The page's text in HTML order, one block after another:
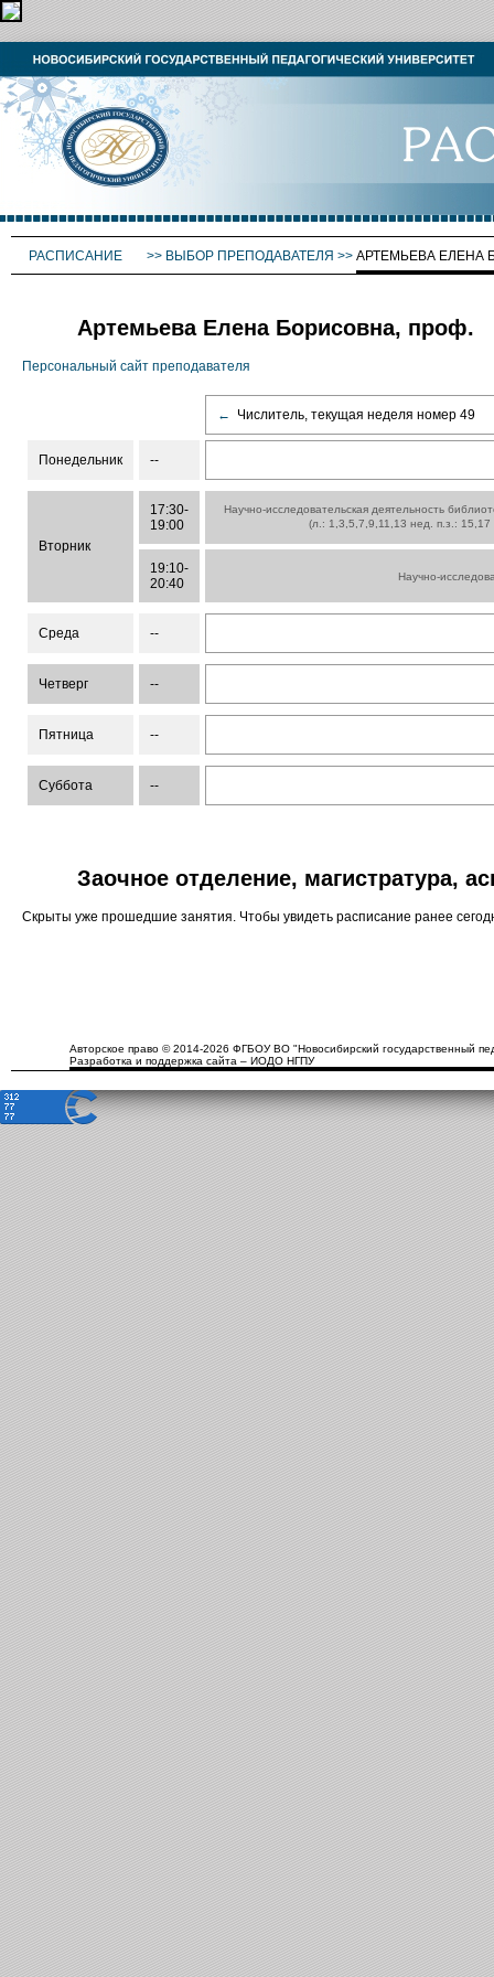
РАСПИСАНИЕ >> ВЫБОР ПРЕПОДАВАТЕЛЯ >> АРТЕМЬЕВА ЕЛЕНА
Артемьева Елена Борисовна, проф.
Персональный сайт преподавателя
← Числитель, текущая неделя номер 49
Понедельник --
Вторник
17:30-
19:00
Научно-исследовательская деятельность
(л.: 1,3,5,7,9,11,13 нед. п.з.:
19:10-
20:40
Научно-
Среда --
Четверг --
Пятница --
Суббота --
Заочное отделение, магистратура,
Скрыты уже прошедшие занятия. Чтобы увидеть расписание ранее
Авторское право © 2014-2026 ФГБОУ ВО "Новосибирский государственный
Разработка и поддержка сайта – ИОДО НГПУ